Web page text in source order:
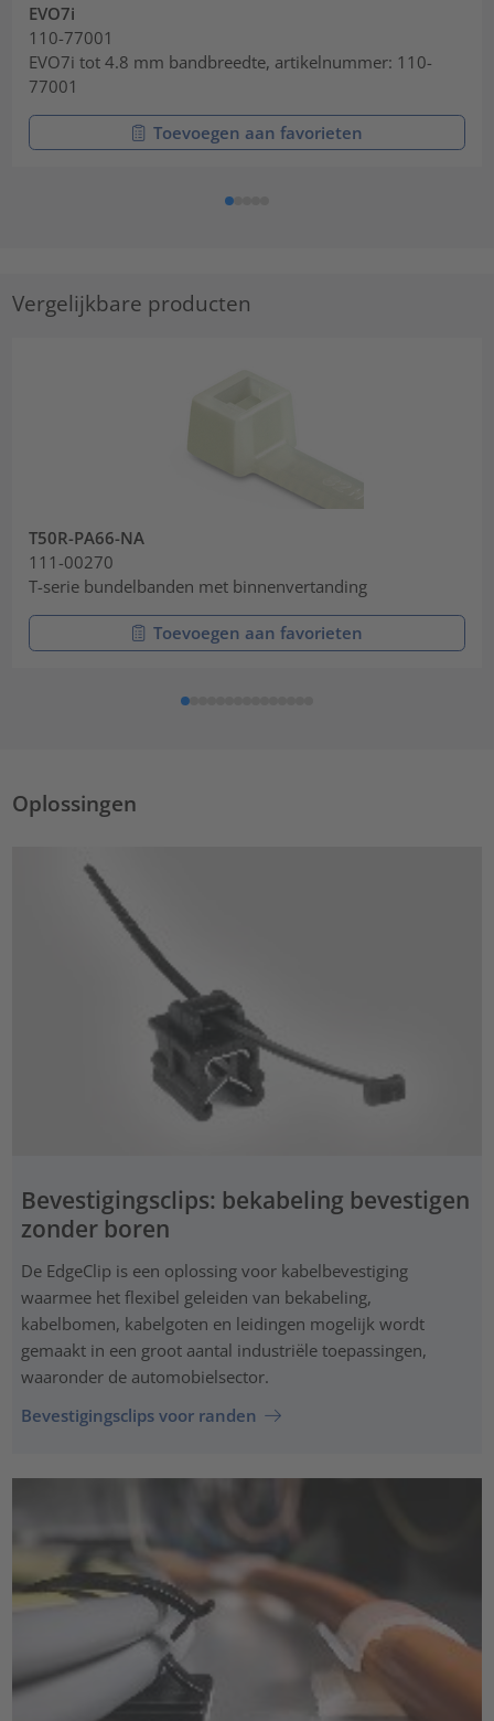
EVO7i
110-77001
EVO7i tot 4.8 mm bandbreedte, artikelnummer: 110-
77001
Toevoegen aan favorieten
Vergelijkbare producten
T50R-PA66-NA
111-00270
T-serie bundelbanden met binnenvertanding
Toevoegen aan favorieten
Oplossingen
Bevestigingsclips: bekabeling bevestigen
zonder boren
De EdgeClip is een oplossing voor kabelbevestiging
waarmee het flexibel geleiden van bekabeling,
kabelbomen, kabelgoten en leidingen mogelijk wordt
gemaakt in een groot aantal industriële toepassingen,
waaronder de automobielsector.
Bevestigingsclips voor randen